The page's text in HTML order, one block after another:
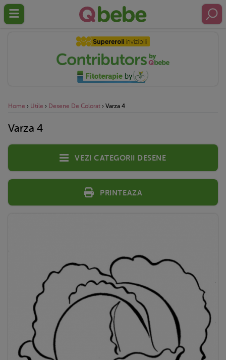
Home › Utile › Desene De Colorat › Varza 4
Varza 4
Vezi categorii desene
Printeaza